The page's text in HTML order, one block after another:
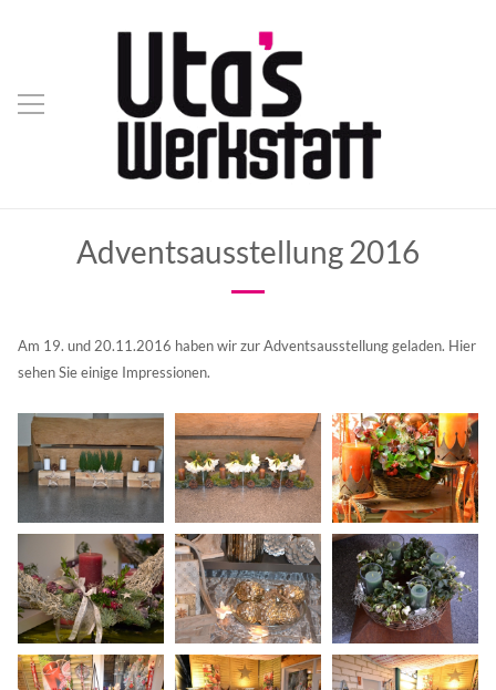
Adventsausstellung 2016
Am 19. und 20.11.2016 haben wir zur Adventsausstellung geladen. Hier
sehen Sie einige Impressionen.